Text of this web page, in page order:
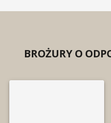
przydatność produktów
BROŻURY O